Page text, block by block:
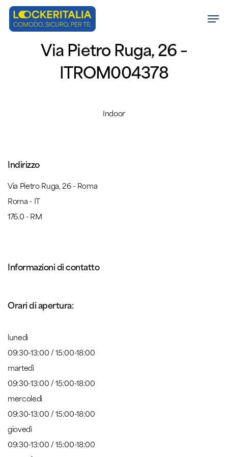
Skip
Via Pietro Ruga, 26 –
ITROM004378
Indoor
Indirizzo
Via Pietro Ruga, 26 - Roma
Roma - IT
176.0 - RM
Informazioni di contatto
Orari di apertura:
lunedì
09:30-13:00 / 15:00-18:00
martedì
09:30-13:00 / 15:00-18:00
mercoledì
09:30-13:00 / 15:00-18:00
giovedì
09:30-13:00 / 15:00-18:00